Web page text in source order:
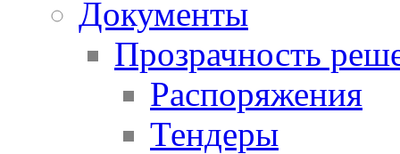
Документы
Прозрачность
Распоряжения
Тендеры